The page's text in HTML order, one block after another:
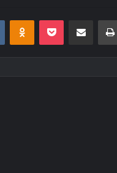
VKontakteOdnoklassniki
Pocket E-Posta ile paylaş